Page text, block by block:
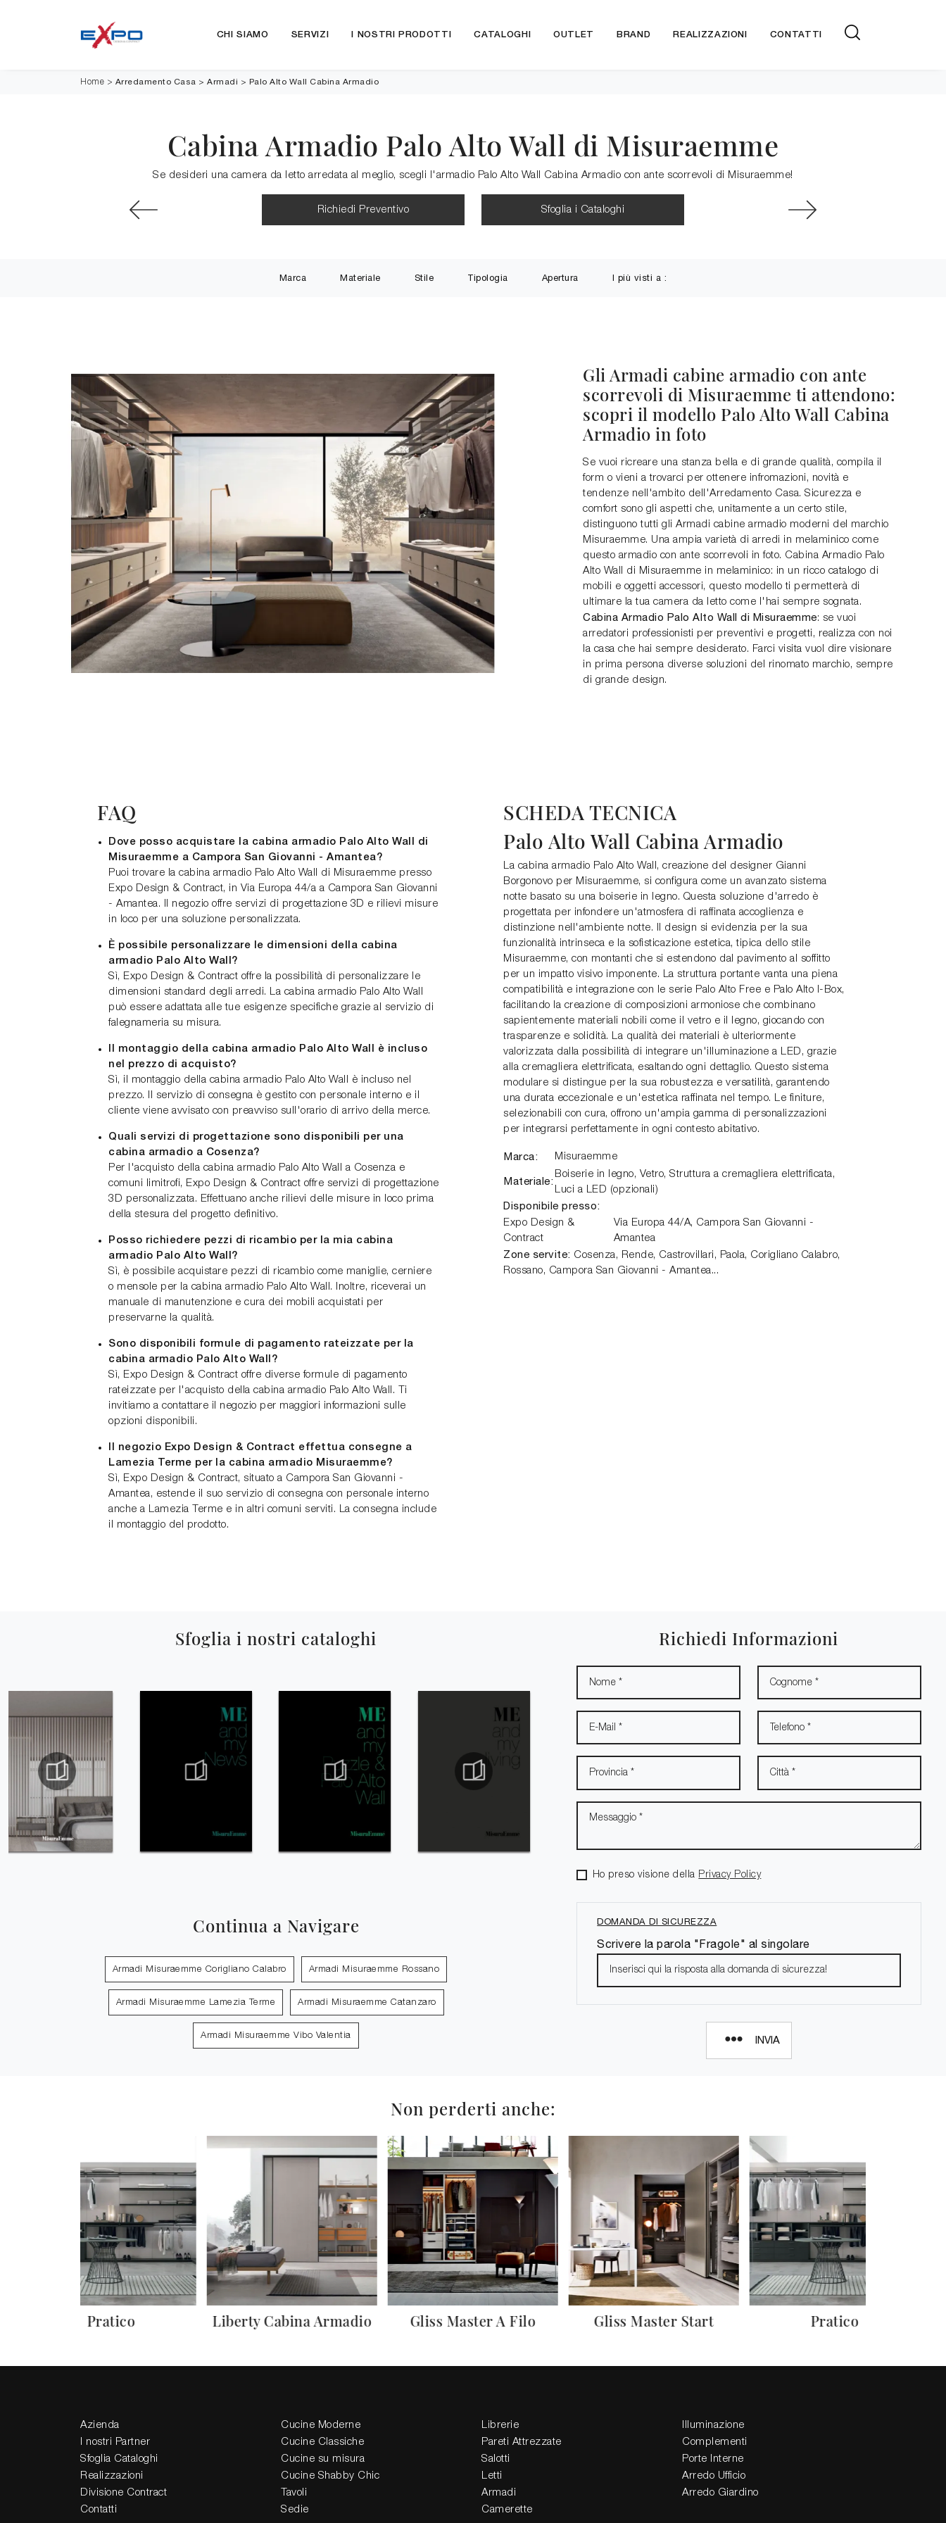
CHI SIAMO SERVIZI I NOSTRI PRODOTTI CATALOGHI OUTLET BRAND REALIZZAZIONI CONTATTI
Home > Arredamento Casa > Armadi > Palo Alto Wall Cabina Armadio
Cabina Armadio Palo Alto Wall di Misuraemme
Se desideri una camera da letto arredata al meglio, scegli l'armadio Palo Alto Wall Cabina Armadio con ante scorrevoli di Misuraemme!
Richiedi Preventivo Sfoglia i Cataloghi
Marca Materiale Stile Tipologia Apertura I più visti a :
Gli Armadi cabine armadio con ante
scorrevoli di Misuraemme ti attendono:
scopri il modello Palo Alto Wall Cabina
Armadio in foto
Se vuoi ricreare una stanza bella e di grande qualità, compila il
form o vieni a trovarci per ottenere infromazioni, novità e
tendenze nell'ambito dell'Arredamento Casa. Sicurezza e
comfort sono gli aspetti che, unitamente a un certo stile,
distinguono tutti gli Armadi cabine armadio moderni del marchio
Misuraemme. Una ampia varietà di arredi in melaminico come
questo armadio con ante scorrevoli in foto. Cabina Armadio Palo
Alto Wall di Misuraemme in melaminico: in un ricco catalogo di
mobili e oggetti accessori, questo modello ti permetterà di
ultimare la tua camera da letto come l'hai sempre sognata.
Cabina Armadio Palo Alto Wall di Misuraemme: se vuoi
arredatori professionisti per preventivi e progetti, realizza con noi
la casa che hai sempre desiderato. Farci visita vuol dire visionare
in prima persona diverse soluzioni del rinomato marchio, sempre
di grande design.
FAQ
Dove posso acquistare la cabina armadio Palo Alto Wall di
Misuraemme a Campora San Giovanni - Amantea?
Puoi trovare la cabina armadio Palo Alto Wall di Misuraemme presso
Expo Design & Contract, in Via Europa 44/a a Campora San Giovanni
- Amantea. Il negozio offre servizi di progettazione 3D e rilievi misure
in loco per una soluzione personalizzata.
È possibile personalizzare le dimensioni della cabina
armadio Palo Alto Wall?
Sì, Expo Design & Contract offre la possibilità di personalizzare le
dimensioni standard degli arredi. La cabina armadio Palo Alto Wall
può essere adattata alle tue esigenze specifiche grazie al servizio di
falegnameria su misura.
Il montaggio della cabina armadio Palo Alto Wall è incluso
nel prezzo di acquisto?
Sì, il montaggio della cabina armadio Palo Alto Wall è incluso nel
prezzo. Il servizio di consegna è gestito con personale interno e il
cliente viene avvisato con preavviso sull'orario di arrivo della merce.
Quali servizi di progettazione sono disponibili per una
cabina armadio a Cosenza?
Per l'acquisto della cabina armadio Palo Alto Wall a Cosenza e
comuni limitrofi, Expo Design & Contract offre servizi di progettazione
3D personalizzata. Effettuano anche rilievi delle misure in loco prima
della stesura del progetto definitivo.
Posso richiedere pezzi di ricambio per la mia cabina
armadio Palo Alto Wall?
Sì, è possibile acquistare pezzi di ricambio come maniglie, cerniere
o mensole per la cabina armadio Palo Alto Wall. Inoltre, riceverai un
manuale di manutenzione e cura dei mobili acquistati per
preservarne la qualità.
Sono disponibili formule di pagamento rateizzate per la
cabina armadio Palo Alto Wall?
Sì, Expo Design & Contract offre diverse formule di pagamento
rateizzate per l'acquisto della cabina armadio Palo Alto Wall. Ti
invitiamo a contattare il negozio per maggiori informazioni sulle
opzioni disponibili.
Il negozio Expo Design & Contract effettua consegne a
Lamezia Terme per la cabina armadio Misuraemme?
Sì, Expo Design & Contract, situato a Campora San Giovanni -
Amantea, estende il suo servizio di consegna con personale interno
anche a Lamezia Terme e in altri comuni serviti. La consegna include
il montaggio del prodotto.
SCHEDA TECNICA
Palo Alto Wall Cabina Armadio
La cabina armadio Palo Alto Wall, creazione del designer Gianni
Borgonovo per Misuraemme, si configura come un avanzato sistema
notte basato su una boiserie in legno. Questa soluzione d'arredo è
progettata per infondere un'atmosfera di raffinata accoglienza e
distinzione nell'ambiente notte. Il design si evidenzia per la sua
funzionalità intrinseca e la sofisticazione estetica, tipica dello stile
Misuraemme, con montanti che si estendono dal pavimento al soffitto
per un impatto visivo imponente. La struttura portante vanta una piena
compatibilità e integrazione con le serie Palo Alto Free e Palo Alto I-Box,
facilitando la creazione di composizioni armoniose che combinano
sapientemente materiali nobili come il vetro e il legno, giocando con
trasparenze e solidità. La qualità dei materiali è ulteriormente
valorizzata dalla possibilità di integrare un'illuminazione a LED, grazie
alla cremagliera elettrificata, esaltando ogni dettaglio. Questo sistema
modulare si distingue per la sua robustezza e versatilità, garantendo
una durata eccezionale e un'estetica raffinata nel tempo. Le finiture,
selezionabili con cura, offrono un'ampia gamma di personalizzazioni
per integrarsi perfettamente in ogni contesto abitativo.
Marca: Misuraemme
Materiale:
Boiserie in legno, Vetro, Struttura a cremagliera elettrificata,
Luci a LED (opzionali)
Disponibile presso:
Expo Design &
Contract
Via Europa 44/A, Campora San Giovanni -
Amantea
Zone servite: Cosenza, Rende, Castrovillari, Paola, Corigliano Calabro,
Rossano, Campora San Giovanni - Amantea...
Sfoglia i nostri cataloghi
Continua a Navigare
Armadi Misuraemme Corigliano Calabro Armadi Misuraemme Rossano
Armadi Misuraemme Lamezia Terme Armadi Misuraemme Catanzaro
Armadi Misuraemme Vibo Valentia
Richiedi Informazioni
Ho preso visione della Privacy Policy
DOMANDA DI SICUREZZA
Scrivere la parola "Fragole" al singolare
INVIA
Non perderti anche:
Pratico Liberty Cabina Armadio Gliss Master A Filo Gliss Master Start Pratico
Azienda
I nostri Partner
Sfoglia Cataloghi
Realizzazioni
Divisione Contract
Contatti
Cucine Moderne
Cucine Classiche
Cucine su misura
Cucine Shabby Chic
Tavoli
Sedie
Librerie
Pareti Attrezzate
Salotti
Letti
Armadi
Camerette
Illuminazione
Complementi
Porte Interne
Arredo Ufficio
Arredo Giardino